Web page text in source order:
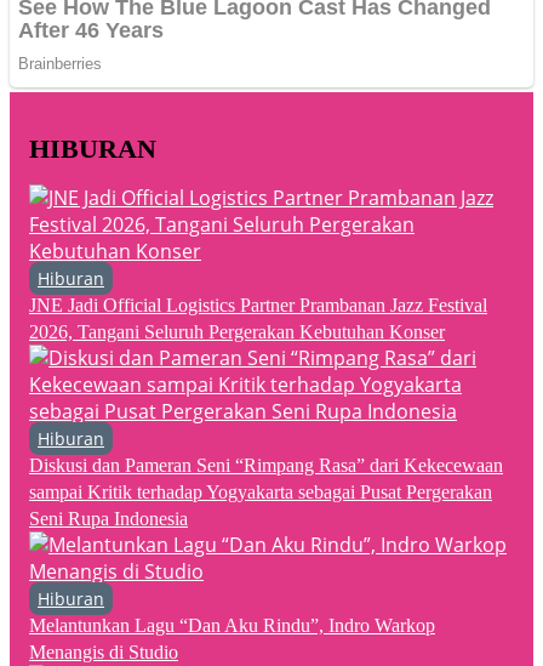
HIBURAN
Hiburan
JNE Jadi Official Logistics Partner Prambanan Jazz Festival
2026, Tangani Seluruh Pergerakan Kebutuhan Konser
Hiburan
Diskusi dan Pameran Seni “Rimpang Rasa” dari Kekecewaan
sampai Kritik terhadap Yogyakarta sebagai Pusat Pergerakan
Seni Rupa Indonesia
Hiburan
Melantunkan Lagu “Dan Aku Rindu”, Indro Warkop
Menangis di Studio